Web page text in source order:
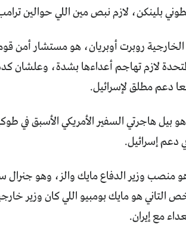
بلينكن، لازم نبص مين اللي حوالين
الخارجية روبرت أوبريان، هو مستشار أمن
لازم تهاجم أعداءها بشدة،
دعم مطلق لإسرائيل.
هاجرتي السفير الأمريكي الأسبق في
دعم إسرائيل.
وزير الدفاع مايك والز، وهو جنرال
التاني هو مايك بومبيو اللي كان وزير
مع إيران.